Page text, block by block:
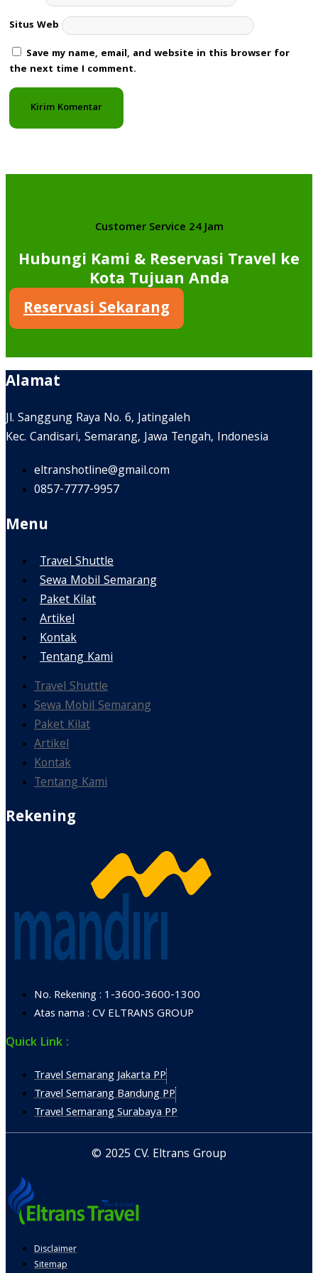
Situs Web
Save my name, email, and website in this browser for
the next time I comment.
Customer Service 24 Jam
Hubungi Kami & Reservasi Travel ke
Kota Tujuan Anda
Reservasi Sekarang
Alamat
Jl. Sanggung Raya No. 6, Jatingaleh
Kec. Candisari, Semarang, Jawa Tengah, Indonesia
eltranshotline@gmail.com
0857-7777-9957
Menu
Travel Shuttle
Sewa Mobil Semarang
Paket Kilat
Artikel
Kontak
Tentang Kami
Travel Shuttle
Sewa Mobil Semarang
Paket Kilat
Artikel
Kontak
Tentang Kami
Rekening
No. Rekening : 1-3600-3600-1300
Atas nama : CV ELTRANS GROUP
Quick Link :
Travel Semarang Jakarta PP
Travel Semarang Bandung PP
Travel Semarang Surabaya PP
© 2025 CV. Eltrans Group
Disclaimer
Sitemap